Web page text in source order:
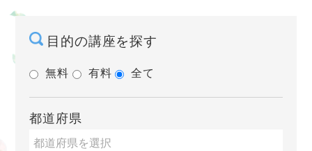
目的の講座を探す
無料 有料 全て
都道府県